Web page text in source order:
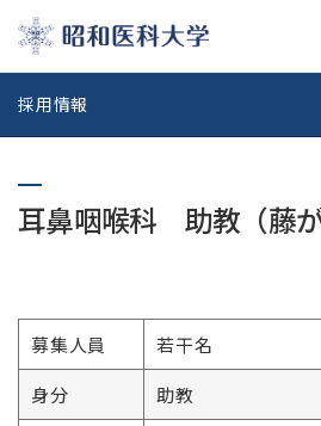
採用情報
耳鼻咽喉科 助教（藤が
募集人員
若干名
身分
助教